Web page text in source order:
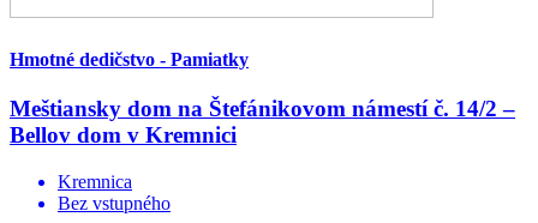
Hmotné dedičstvo - Pamiatky
Meštiansky dom na Štefánikovom námestí č. 14/2 –
Bellov dom v Kremnici
Kremnica
Bez vstupného